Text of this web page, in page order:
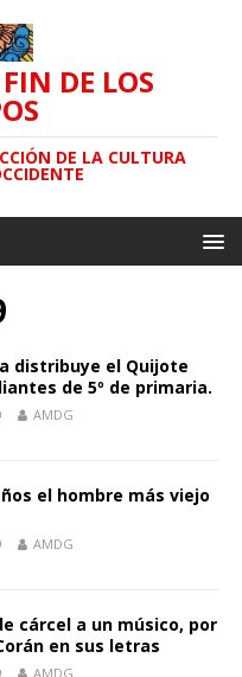
DE LOS
DE LA CULTURA
distribuye el Quijote
de 5º de primaria.
AMDG
el hombre más viejo
AMDG
cárcel a un músico, por
en sus letras
AMDG